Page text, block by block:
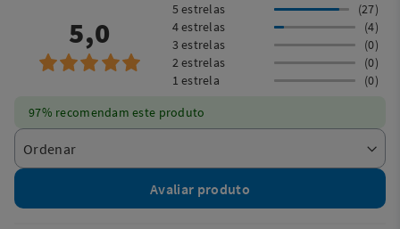
5,0
5 estrelas
(27)
4 estrelas
(4)
3 estrelas
(0)
2 estrelas
(0)
1 estrela
(0)
97% recomendam este produto
Avaliar produto